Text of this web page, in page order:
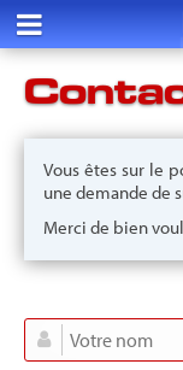
Vous êtes sur le
une demande de
Merci de bien